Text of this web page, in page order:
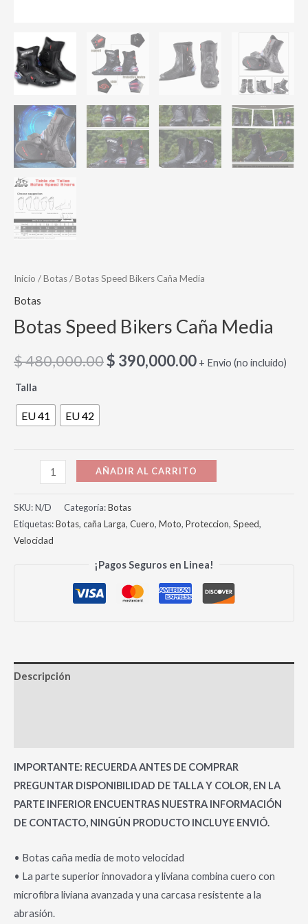
Inicio /Botas/ Botas Speed Bikers Caña Media
Botas
Botas Speed Bikers Caña Media
$480,000.00$ 390,000.00 + Envio (no incluido)
Talla
EU 41 EU 42
AÑADIR AL CARRITO
SKU:N/D Categoría:Botas
Etiquetas:Botas, caña Larga, Cuero, Moto, Proteccion, Speed,
Velocidad
¡Pagos Seguros en Linea!
Descripción
IMPORTANTE: RECUERDA ANTES DE COMPRAR
PREGUNTAR DISPONIBILIDAD DE TALLA Y COLOR, EN LA
PARTE INFERIOR ENCUENTRAS NUESTRA INFORMACIÓN
DE CONTACTO, NINGÚN PRODUCTO INCLUYE ENVIÓ.
• Botas caña media de moto velocidad
• La parte superior innovadora y liviana combina cuero con
microfibra liviana avanzada y una carcasa resistente a la
abrasión.